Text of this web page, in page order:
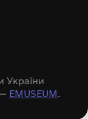
України
EMUSEUM .